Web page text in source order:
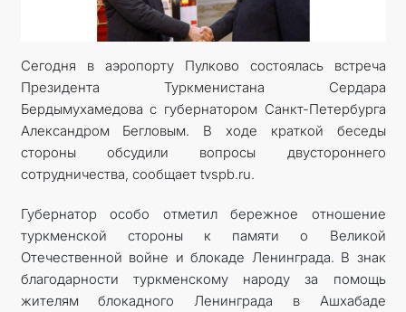
КОНТАКТНЫЕ ДАННЫЕ
Сегодня в аэропорту Пулково состоялась встреча
Президента Туркменистана Сердара
Бердымухамедова с губернатором Санкт-Петербурга
Александром Бегловым. В ходе краткой беседы
стороны обсудили вопросы двустороннего
сотрудничества, сообщает tvspb.ru.
Губернатор особо отметил бережное отношение
туркменской стороны к памяти о Великой
Отечественной войне и блокаде Ленинграда. В знак
благодарности туркменскому народу за помощь
жителям блокадного Ленинграда в Ашхабаде